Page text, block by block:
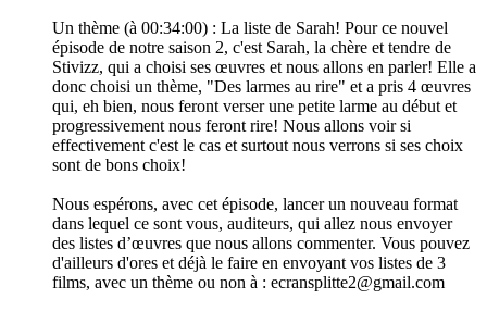
Un thème (à 00:34:00) : La liste de Sarah! Pour ce nouvel
épisode de notre saison 2, c'est Sarah, la chère et tendre de
Stivizz, qui a choisi ses œuvres et nous allons en parler! Elle a
donc choisi un thème, "Des larmes au rire" et a pris 4 œuvres
qui, eh bien, nous feront verser une petite larme au début et
progressivement nous feront rire! Nous allons voir si
effectivement c'est le cas et surtout nous verrons si ses choix
sont de bons choix!
Nous espérons, avec cet épisode, lancer un nouveau format
dans lequel ce sont vous, auditeurs, qui allez nous envoyer
des listes d’œuvres que nous allons commenter. Vous pouvez
d'ailleurs d'ores et déjà le faire en envoyant vos listes de 3
films, avec un thème ou non à : ecransplitte2@gmail.com